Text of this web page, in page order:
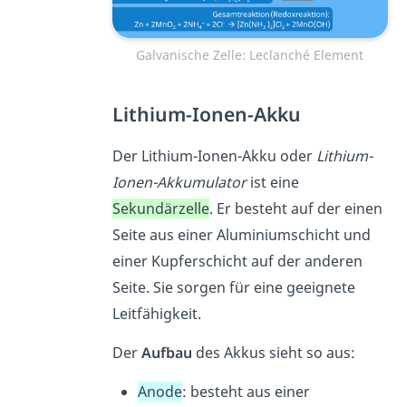
Galvanische Zelle: Leclanché Element
Lithium-Ionen-Akku
Der Lithium-Ionen-Akku oderLithium-
Ionen-Akkumulatorist eine
Sekundärzelle. Er besteht auf der einen
Seite aus einer Aluminiumschicht und
einer Kupferschicht auf der anderen
Seite. Sie sorgen für eine geeignete
Leitfähigkeit.
DerAufbau des Akkus sieht so aus:
Anode: besteht aus einer